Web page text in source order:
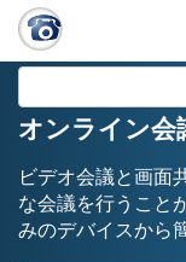
オンライン会
ビデオ会議と画面
な会議を行うこと
みのデバイスから